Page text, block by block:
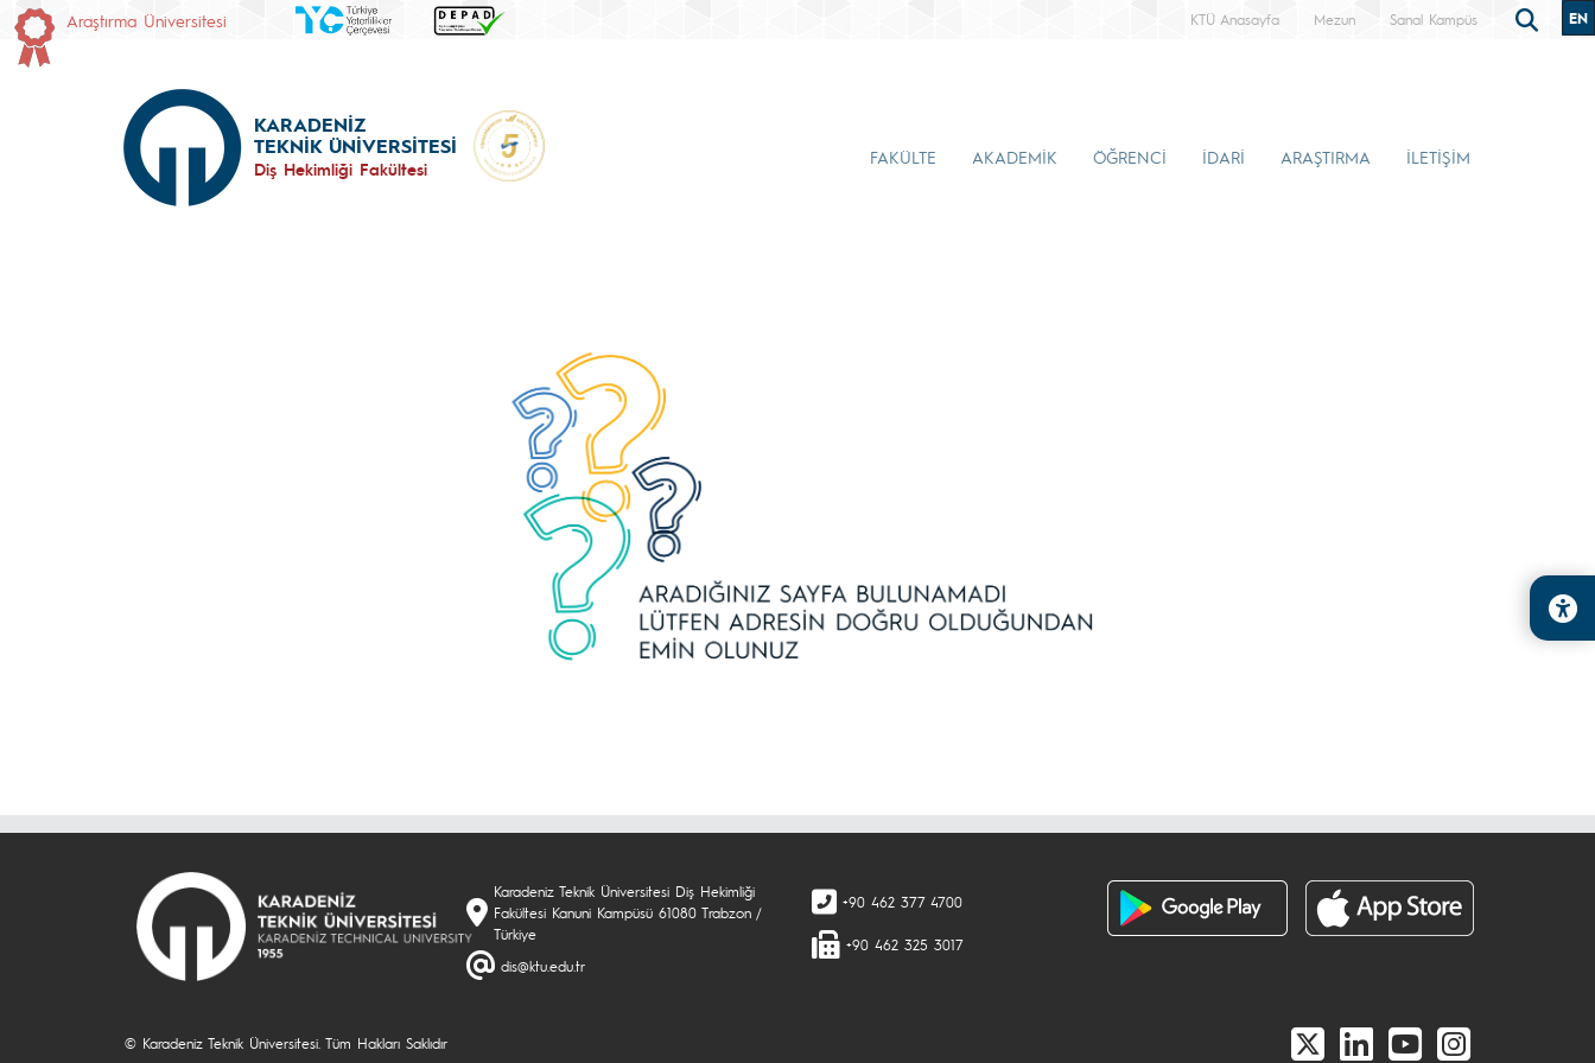
Araştırma Üniversitesi KTÜ Anasayfa Mezun Sanal Kampüs EN
KARADENİZ
TEKNİK ÜNİVERSİTESİ
Diş Hekimliği Fakültesi
FAKÜLTE AKADEMİK ÖĞRENCİ İDARİ ARAŞTIRMA İLETİŞİM
Karadeniz Teknik Üniversitesi Diş Hekimliği
Fakültesi Kanuni Kampüsü 61080 Trabzon /
Türkiye
dis@ktu.edu.tr
+90 462 377 4700
+90 462 325 3017
© Karadeniz Teknik Üniversitesi. Tüm Hakları Saklıdır